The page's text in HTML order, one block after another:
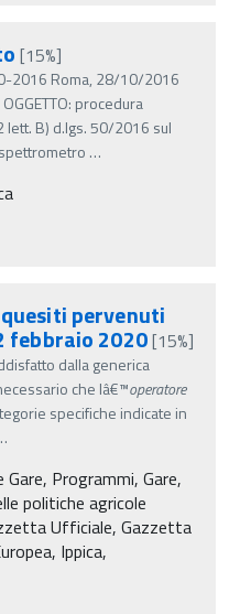
[15%]
2016 Roma, 28/10/2016
procedura
lett. B) d.lgs. 50/2016 sul
…
pervenuti
febbraio 2020[15%]
dalla generica
che lâ€™operatore
specifiche indicate in
Gare, Programmi, Gare,
politiche agricole
Ufficiale, Gazzetta
Ippica,